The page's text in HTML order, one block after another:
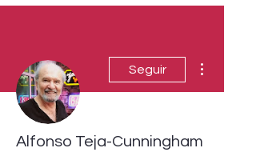
Seguir
Alfonso Teja-Cunningham